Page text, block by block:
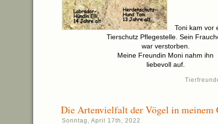
Toni kam vor
Tierschutz Pflegestelle. Sein
war verstorben.
Meine Freundin Moni nahm ihn
liebevoll auf.
Die Artenvielfalt der Vögel in meinem
Sonntag, April 17th, 2022